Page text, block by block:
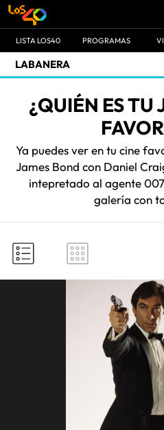
LISTA LOS40 PROGRAMAS
LABANERA
¿QUIÉN ES TU
Ya puedes ver en tu cine
James Bond con Daniel
intepretado al agente
galería con